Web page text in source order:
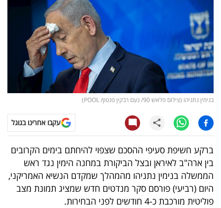
דעות
רכילות
עסקית
קריפטו
ויראלי
טלוויזיה
עסקי
ספורט
קריירה
ולימודים
בנימין נתניהו (צילום פלאש 90/ נעם רבקין פנטון/ POOL)
עקבו אחרינו בגוגל
ברקע חשיפת סעיפי ההסכם שצפוי להיחתם בימים הקרובים
בין ארה"ב לאיראן ובצל הביקורת במחנה הימין נגד ראש
הממשלה בנימין נתניהו מהמהלך שמקדם הנשיא האמריקני,
היום (רביעי) פורסם סקר מנדטים חדש שמציג תמונת מצב
פוליטית מורכבת כ-4 חודשים לפני הבחירות.